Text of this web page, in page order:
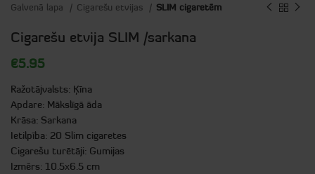
Galvenā lapa Cigarešu etvijas SLIM cigaretēm
Cigarešu etvija SLIM /sarkana
€5.95
Ražotājvalsts: Ķīna
Apdare: Mākslīgā āda
Krāsa: Sarkana
Ietilpība: 20 Slim cigaretes
Cigarešu turētāji: Gumijas
Izmērs: 10.5х6.5 cm